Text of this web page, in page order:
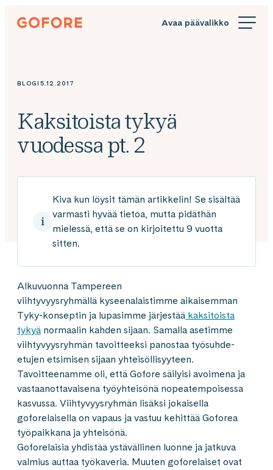
Siirry
suoraan
Gofore
knowledge
BLOGI 5.12.2017
Kaksitoista tykyä
vuodessa pt. 2
Kiva kun löysit tämän artikkelin! Se sisältää
varmasti hyvää tietoa, mutta pidäthän
mielessä, että se on kirjoitettu 9 vuotta
sitten.
Alkuvuonna Tampereen
viihtyvyysryhmällä kyseenalaistimme aikaisemman
Tyky-konseptin ja lupasimme järjestää kaksitoista
tykyä normaalin kahden sijaan. Samalla asetimme
viihtyvyysryhmän tavoitteeksi panostaa työsuhde-
etujen etsimisen sijaan yhteisöllisyyteen.
Tavoitteenamme oli, että Gofore säilyisi avoimena ja
vastaanottavaisena työyhteisönä nopeatempoisessa
kasvussa. Viihtyvyysryhmän lisäksi jokaisella
goforelaisella on vapaus ja vastuu kehittää Goforea
työpaikkana ja yhteisönä.
Goforelaisia yhdistää ystävällinen luonne ja jatkuva
valmius auttaa työkaveria. Muuten goforelaiset ovat